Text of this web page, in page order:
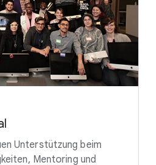
Unterstützung beim
Mentoring und